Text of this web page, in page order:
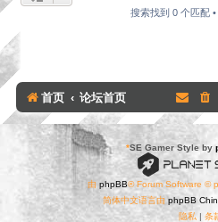
搜索找到 0 个匹配 •
首页 论坛首页
*SE Gamer Style by
由 phpBB® Forum Software ©
简体中文语言由 phpBB
隐私 | 条